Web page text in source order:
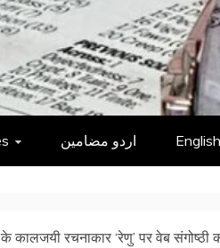
اردو مضامین English
के कालजयी रचनाकार ‘रेणु’ पर वेब